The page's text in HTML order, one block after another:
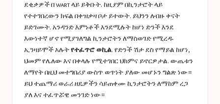
ደቂቃዎች በ wart ላይ ይቅቡት. ከዚያም በኪንታሮት ላይ
የተተገበረውን ክፍል በቀዝቃዛ ቦታ ይተውት. ይህንን ለብዙ ቀናት
ይድገሙት. አንዳንድ እምነቶች እንደሚሉት ከሆነ ድንች እንደ
እውነተኛ ሆኖ የሚያገለግል ኪንታሮትን ለማስወገድ የሚረዱ
ኢንዛይሞች አሉትየተፈጥሮ ወኪል. የድንች ሽታ ደስ የማይል ከሆነ,
ህመም የሌለው እና በቀላሉ የሚተገበር ህክምና ይኖርዎታል. ውጤቱን
ለማየት በዚህ መተግበሪያ ውስጥ ወጥነት ያለው መሆኑን ግልጽ ነው።
ይህ ተጨማሪ ወራሪ ዘዴዎችን ሳይጠቀሙ ኪንታሮትን ለማከም ረጋ
ያለ እና ተፈጥሯዊ መንገድ ነው።